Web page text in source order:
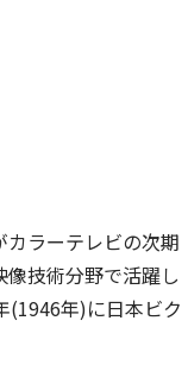
ラーテレビの次期
技術分野で活躍し
(1946年)に日本ビク